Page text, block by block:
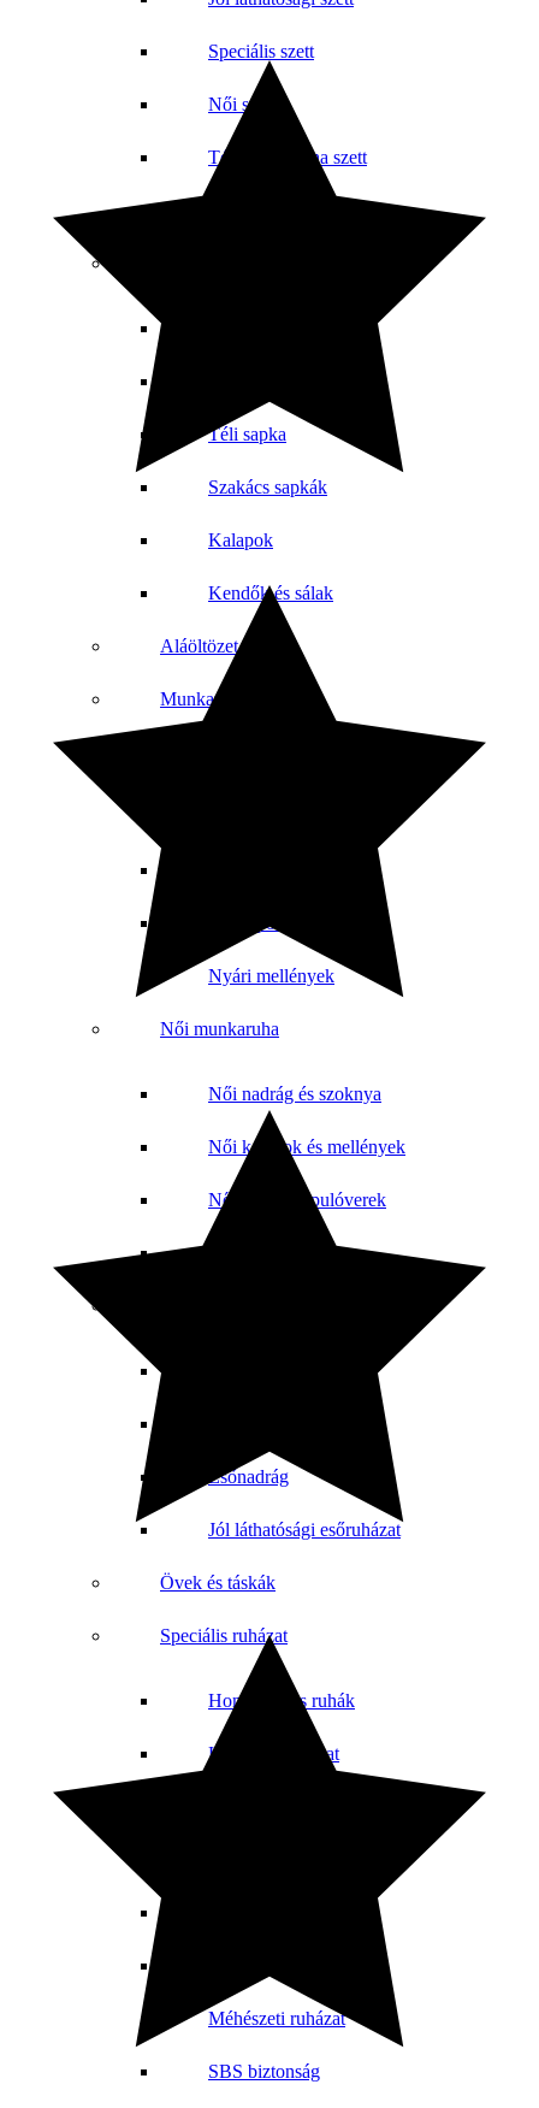
Speciális szett
Női szett
Téli munkaruha szett
Téli sapka
Szakács sapkák
Kalapok
Kendők és sálak
Aláöltözet
Munkamellény
Férfi sportok
Nyári mellények
Női munkaruha
Női nadrág és szoknya
Női kabátok és mellények
Női pólók és pulóverek
Esőnadrág
Jól láthatósági esőruházat
Övek és táskák
Speciális ruházat
Homokfúvás ruhák
Hegesztő ruházat
Méhészeti ruházat
SBS biztonság